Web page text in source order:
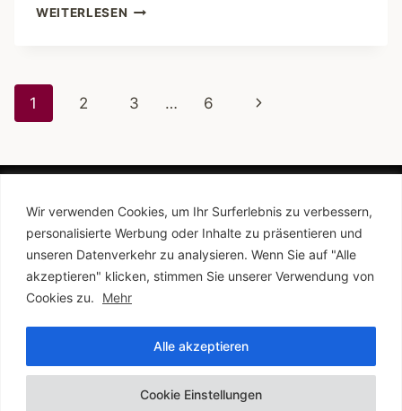
Wir verwenden Cookies, um Ihr Surferlebnis zu verbessern,
personalisierte Werbung oder Inhalte zu präsentieren und
unseren Datenverkehr zu analysieren. Wenn Sie auf "Alle
akzeptieren" klicken, stimmen Sie unserer Verwendung von
Cookies zu.
Mehr
Cookie Einstellungen
Alle akzeptieren
WEITERLESEN FLOHMARKT
STADIONBLICK
Seitennavigation
1 2 3 … 6
Nächste
Impressum AGB
Datenschutz
© 2026 The Hamburgers